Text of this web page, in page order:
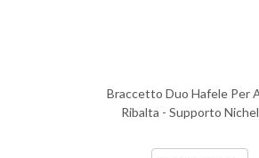
Braccetto Duo Hafele Per
Ribalta - Supporto